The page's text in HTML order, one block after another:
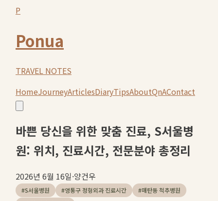
P
Ponua
TRAVEL NOTES
HomeJourneyArticlesDiaryTipsAboutQnAContact
바쁜 당신을 위한 맞춤 진료, S서울병
원: 위치, 진료시간, 전문분야 총정리
2026년 6월 16일·양건우
#S서울병원 #영통구 정형외과 진료시간 #매탄동 척추병원